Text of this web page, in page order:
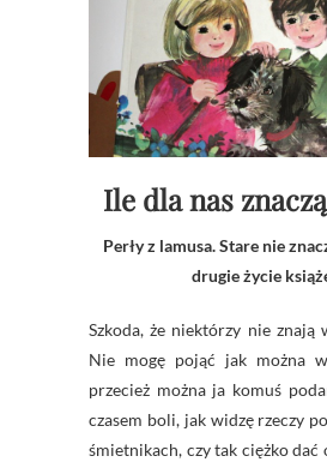
Ile dla nas
Perły z lamusa. Stare nie
drugie życie
Szkoda, że niektórzy nie znają
Nie mogę pojąć jak można
przecież można ja komuś
czasem boli, jak widzę rzeczy
śmietnikach, czy tak ciężko dać